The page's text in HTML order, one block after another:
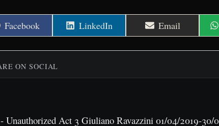
Share
on
Facebook Share
on
LinkedIn Share
on
Email
ON SOCIAL